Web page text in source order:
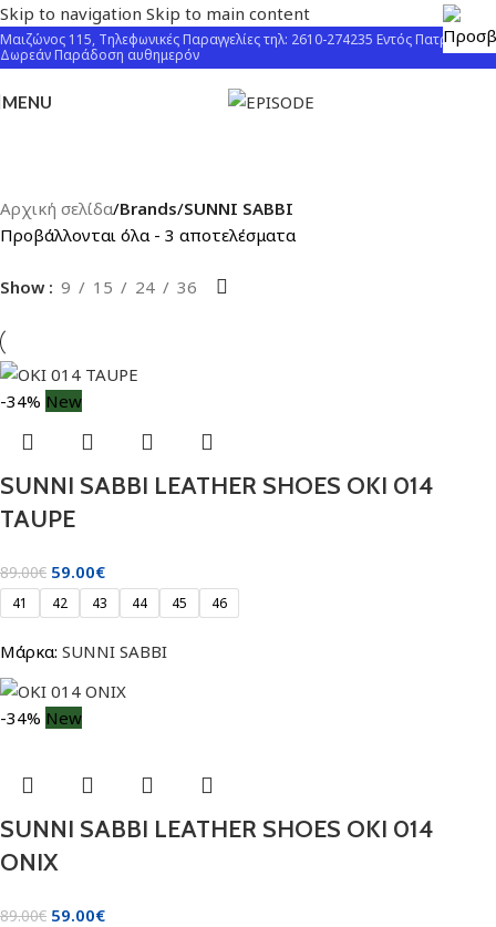
Skip to navigation Skip to main content
Μαιζώνος 115, Τηλεφωνικές Παραγγελίες τηλ: 2610-274235 Εντός Πατρών
Δωρεάν Παράδοση αυθημερόν
MENU
Αρχική σελίδα/Brands/SUNNI SABBI
Προβάλλονται όλα - 3 αποτελέσματα
Show 9 15 24 36
-34% New
SUNNI SABBI LEATHER SHOES OKI 014
TAUPE
89.00€ 59.00€
41 42 43 44 45 46
Μάρκα: SUNNI SABBI
-34% New
SUNNI SABBI LEATHER SHOES OKI 014
ONIX
89.00€ 59.00€